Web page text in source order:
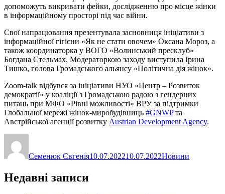
допоможуть викривати фейки, дослідженню про місце жінки
в інформаційному просторі під час війни.
Свої напрацювання презентувала засновниця ініціативи з
інформаційної гігієни «Як не стати овочем» Оксана Мороз, а
також координаторка у ВОГО «Волинський пресклуб»
Богдана Стельмах. Модераторкою заходу виступила Ірина
Тишко, голова Громадського альянсу «Політична дія жінок».
Zoom-talk відбувся за ініціативи НУО «Центр – Розвиток
демократії» у коаліції з Громадською радою з гендерних
питань при МФО «Рівні можливості» ВРУ за підтримки
Глобальної мережі жінок-миробудівниць #GNWPта
Австрійської агенції розвитку Austrian Development Agency.
Семенюк Євгенія10.07.202210.07.2022Новини
Недавні записи